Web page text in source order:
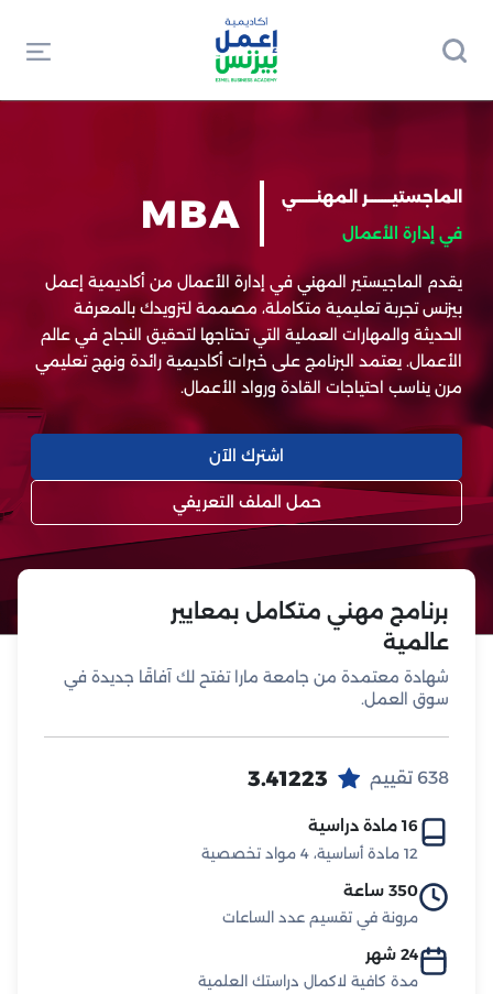
برنامج مهني متكامل بمعايير
عالمية
شهادة معتمدة من جامعة مارا تفتح لك آفاقًا جديدة في
سوق العمل.
638 تقييم 3.41223
16 مادة دراسية
12 مادة أساسية، 4 مواد تخصصية
350 ساعة
مرونة في تقسيم عدد الساعات
24 شهر
مدة كافية لاكمال دراستك العلمية
الماجستيـــــــر المهنــــــي
في إدارة الأعمال
MBA
يقدم الماجيستير المهني في إدارة الأعمال من أكاديمية إعمل
بيزنس تجربة تعليمية متكاملة، مصممة لتزويدك بالمعرفة
الحديثة والمهارات العملية التي تحتاجها لتحقيق النجاح في عالم
الأعمال. يعتمد البرنامج على خبرات أكاديمية رائدة ونهج تعليمي
مرن يناسب احتياجات القادة ورواد الأعمال.
اشترك الآن
حمل الملف التعريفي